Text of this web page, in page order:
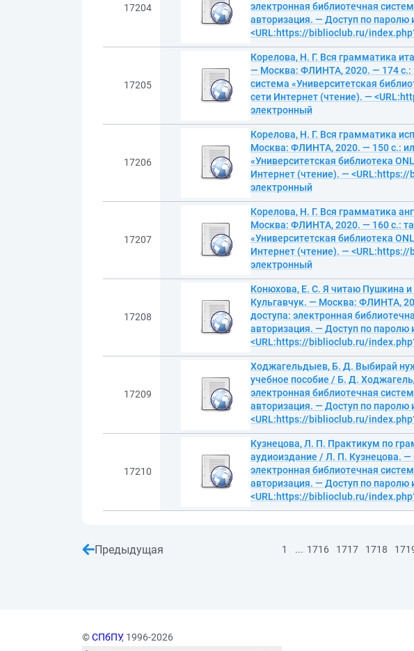
17204
электронная библиотечная
авторизация. — Доступ по паролю
<URL:https://biblioclub.ru/
17205
Корелова, Н. Г. Вся грамматика
— Москва: ФЛИНТА, 2020. — 174 с.:
система «Университетская
сети Интернет (чтение). —
электронный
17206
Корелова, Н. Г. Вся грамматика
Москва: ФЛИНТА, 2020. — 150 с.:
«Университетская библиотека
Интернет (чтение). —
электронный
17207
Корелова, Н. Г. Вся грамматика
Москва: ФЛИНТА, 2020. — 160 с.:
«Университетская библиотека
Интернет (чтение). —
электронный
17208
Конюхова, Е. С. Я читаю Пушкина
Кульгавчук. — Москва: ФЛИНТА,
доступа: электронная
авторизация. — Доступ по паролю
<URL:https://biblioclub.ru/
17209
Ходжагельдыев, Б. Д. Выбирай
учебное пособие / Б. Д.
электронная библиотечная
авторизация. — Доступ по паролю
<URL:https://biblioclub.ru/
17210
Кузнецова, Л. П. Практикум по
аудиоиздание / Л. П. Кузнецова.
электронная библиотечная
авторизация. — Доступ по паролю
<URL:https://biblioclub.ru/
Предыдущая 1 ... 1716 1717 1718
©СПбПУ, 1996-2026